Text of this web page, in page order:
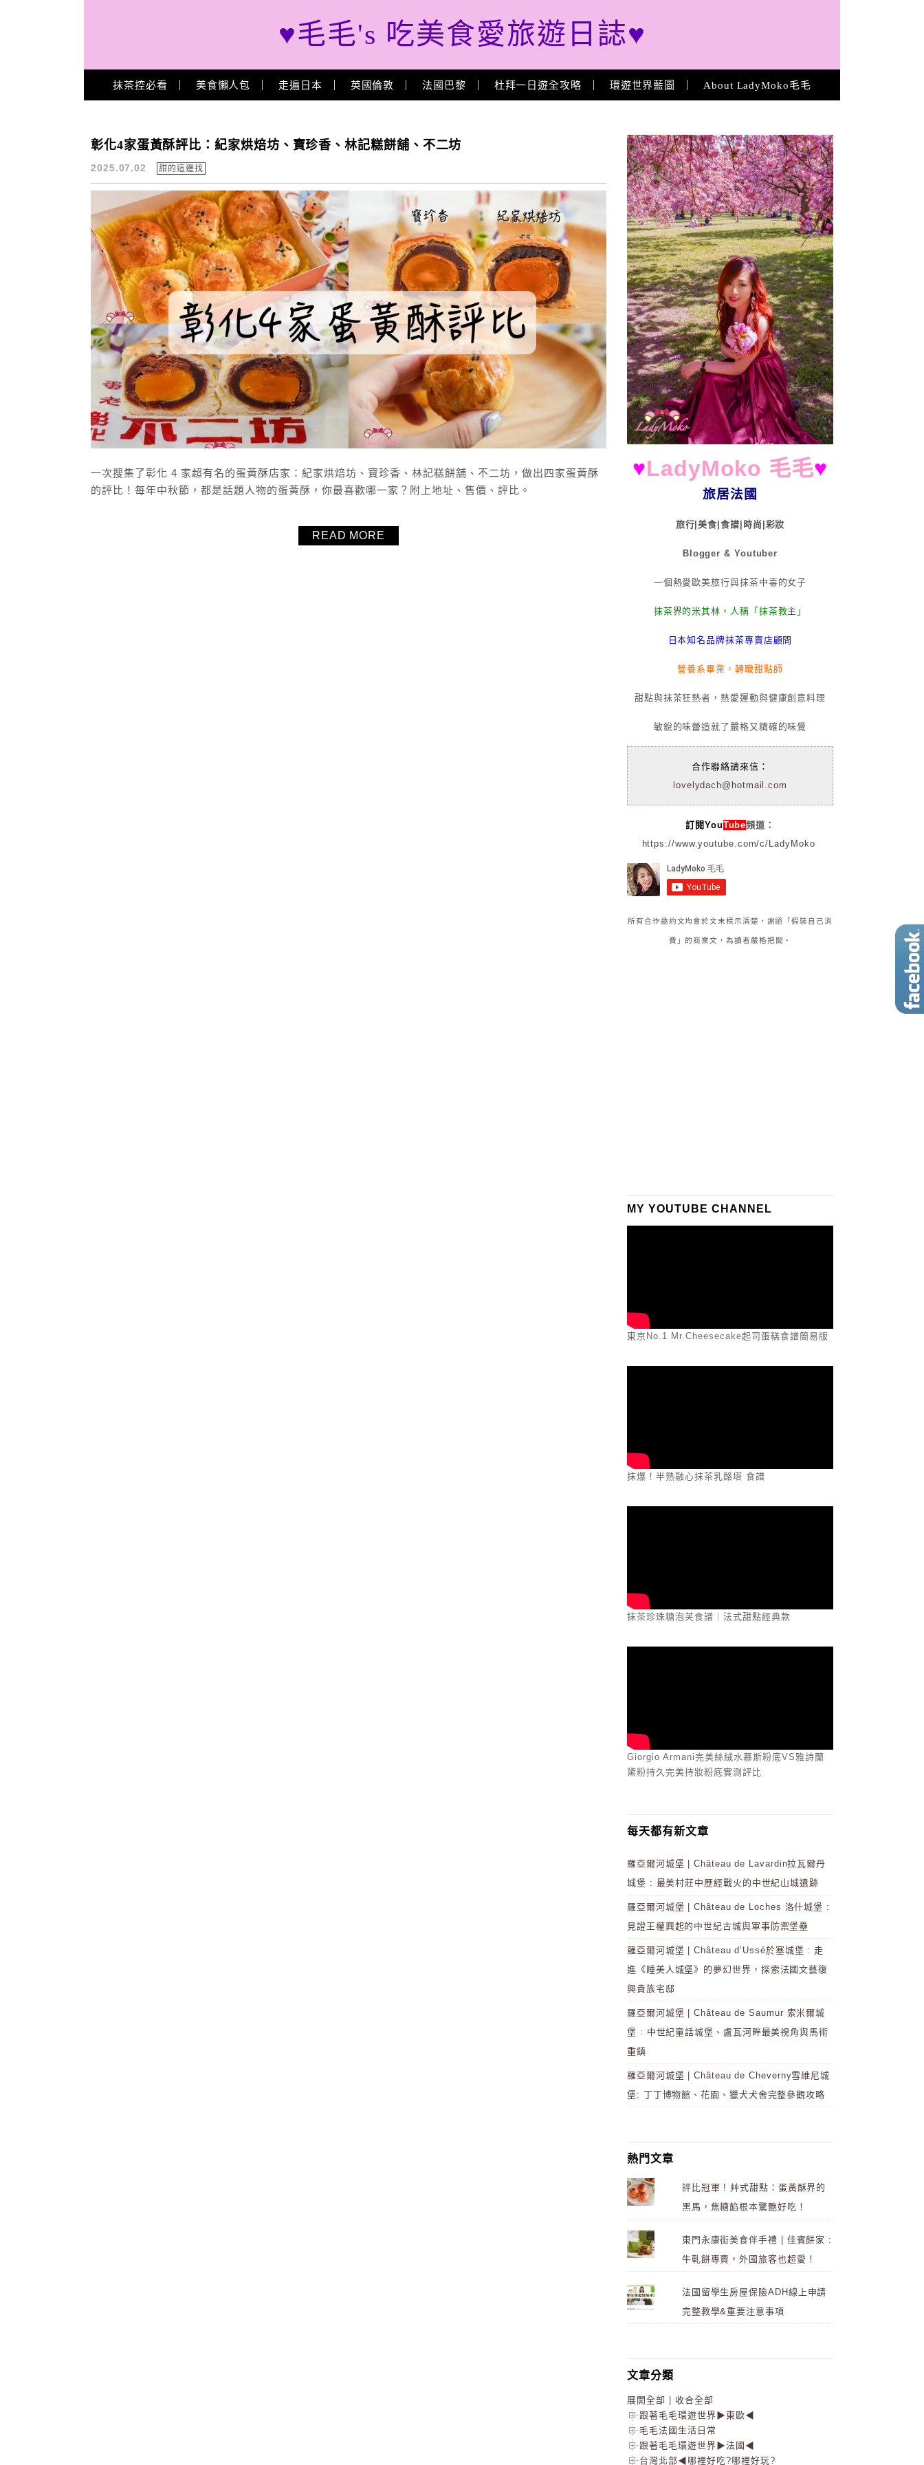
♥毛毛's 吃美食愛旅遊日誌♥
Main Menu
抹茶控必看 美食懶人包 走遍日本 英國倫敦 法國巴黎 杜拜一日遊全攻略 環遊世界藍圖 About LadyMoko毛毛
不二坊蛋黃酥
彰化4家蛋黃酥評比：紀家烘焙坊、寶珍香、林記糕餅舖、不二坊
2025.07.02 甜的這邊找
一次搜集了彰化 4 家超有名的蛋黃酥店家：紀家烘焙坊、寶珍香、林記糕餅舖、不二坊，做出四家蛋黃酥
的評比！每年中秋節，都是話題人物的蛋黃酥，你最喜歡哪一家？附上地址、售價、評比。
READ MORE
About
♥LadyMoko 毛毛♥
旅居法國
旅行|美食|食譜|時尚|彩妝
Blogger & Youtuber
一個熱愛歐美旅行與抹茶中毒的女子
抹茶界的米其林，人稱「抹茶教主」
日本知名品牌抹茶專賣店顧問
營養系畢業，轉職甜點師
甜點與抹茶狂熱者，熱愛運動與健康創意料理
敏銳的味蕾造就了嚴格又精確的味覺
合作聯絡請來信：
lovelydach@hotmail.com
訂閱YouTube頻道：
https://www.youtube.com/c/LadyMoko
所有合作邀約文均會於文末標示清楚，謝絕「假裝自己消
費」的商業文，為讀者嚴格把關。
MY YOUTUBE CHANNEL
東京No.1 Mr.Cheesecake起司蛋糕食譜簡易版
抹爆！半熟融心抹茶乳酪塔 食譜
抹茶珍珠糖泡芙食譜｜法式甜點經典款
Giorgio Armani完美絲絨水慕斯粉底VS雅詩蘭
黛粉持久完美持妝粉底實測評比
每天都有新文章
羅亞爾河城堡 | Château de Lavardin拉瓦爾丹
城堡 : 最美村莊中歷經戰火的中世紀山城遺跡
羅亞爾河城堡 | Château de Loches 洛什城堡 :
見證王權興起的中世紀古城與軍事防禦堡壘
羅亞爾河城堡 | Château d’Ussé於塞城堡 : 走
進《睡美人城堡》的夢幻世界，探索法國文藝復
興貴族宅邸
羅亞爾河城堡 | Château de Saumur 索米爾城
堡 : 中世紀童話城堡、盧瓦河畔最美視角與馬術
重鎮
羅亞爾河城堡 | Château de Cheverny雪維尼城
堡: 丁丁博物館、花園、獵犬犬舍完整參觀攻略
熱門文章
評比冠軍 ! 艸式甜點：蛋黃酥界的
黑馬，焦糖餡根本驚艷好吃！
東門永康街美食伴手禮 | 佳賓餅家 :
牛軋餅專賣，外國旅客也超愛！
法國留學生房屋保險ADH線上申請
完整教學&重要注意事項
文章分類
展開全部
收合全部
跟著毛毛環遊世界▶東歐◀
毛毛法國生活日常
跟著毛毛環遊世界▶法國◀
台灣北部◀哪裡好吃?哪裡好玩?